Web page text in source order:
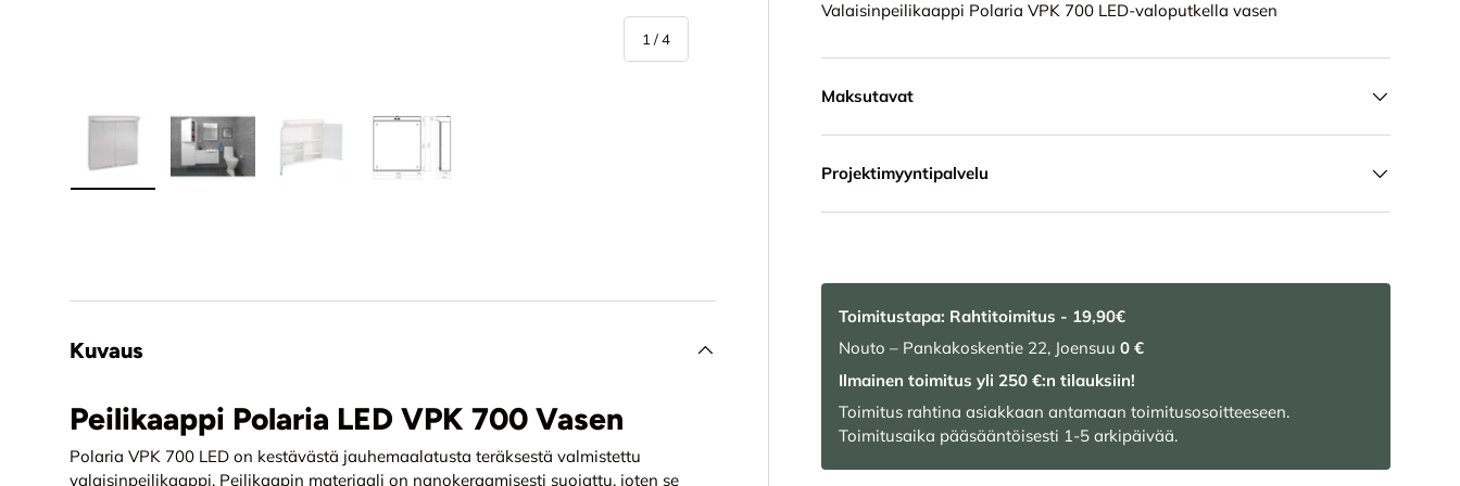
1 //4
Valaisinpeilikaappi Polaria VPK 700 LED-valoputkella vasen
Maksutavat
Projektimyyntipalvelu
Toimitustapa: Rahtitoimitus - 19,90€
Nouto – Pankakoskentie 22, Joensuu0 €
Ilmainen toimitus yli 250 €:n tilauksiin!
Toimitus rahtina asiakkaan antamaan toimitusosoitteeseen.
Toimitusaika pääsääntöisesti 1-5 arkipäivää.
Kuvaus
Peilikaappi Polaria LED VPK 700 Vasen
Polaria VPK 700 LED on kestävästä jauhemaalatusta teräksestä valmistettu
valaisinpeilikaappi. Peilikaapin materiaali on nanokeraamisesti suojattu, joten se